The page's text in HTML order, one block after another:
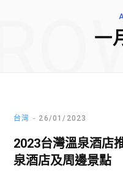
一
台灣 26/01/2023
2023台灣溫泉酒店
泉酒店及周邊景點